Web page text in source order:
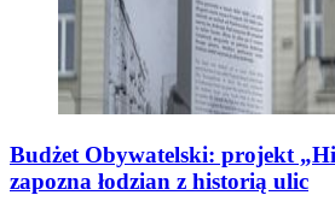
Budżet Obywatelski: projekt
zapozna łodzian z historią ulic